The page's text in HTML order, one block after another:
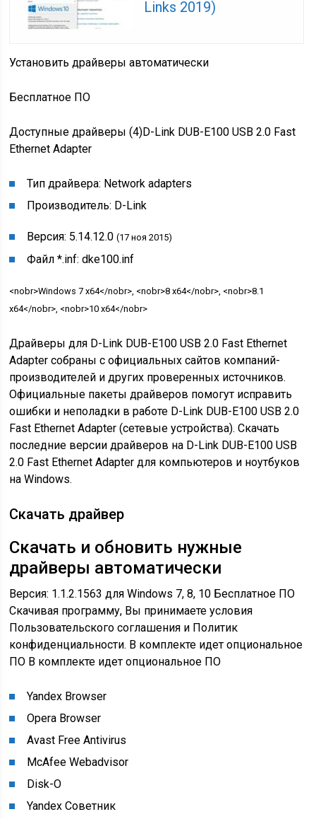
Links 2019)
Установить драйверы автоматически
Бесплатное ПО
Доступные драйверы (4)D-Link DUB-E100 USB 2.0 Fast
Ethernet Adapter
Тип драйвера: Network adapters
Производитель: D-Link
Версия: 5.14.12.0(17 ноя 2015)
Файл *.inf: dke100.inf
<nobr>Windows 7 x64</nobr>, <nobr>8 x64</nobr>, <nobr>8.1
x64</nobr>, <nobr>10 x64</nobr>
Драйверы для D-Link DUB-E100 USB 2.0 Fast Ethernet
Adapter собраны с официальных сайтов компаний-
производителей и других проверенных источников.
Официальные пакеты драйверов помогут исправить
ошибки и неполадки в работе D-Link DUB-E100 USB 2.0
Fast Ethernet Adapter (сетевые устройства). Скачать
последние версии драйверов на D-Link DUB-E100 USB
2.0 Fast Ethernet Adapter для компьютеров и ноутбуков
на Windows.
Скачать драйвер
Скачать и обновить нужные
драйверы автоматически
Версия: 1.1.2.1563 для Windows 7, 8, 10 Бесплатное ПО
Скачивая программу, Вы принимаете условия
Пользовательского соглашения и Политик
конфиденциальности. В комплекте идет опциональное
ПО В комплекте идет опциональное ПО
Yandex Browser
Opera Browser
Avast Free Antivirus
McAfee Webadvisor
Disk-O
Yandex Советник